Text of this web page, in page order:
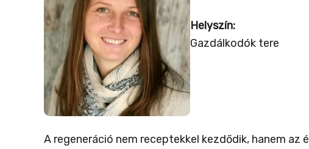
Helyszín:
Gazdálkodók tere
A regeneráció nem receptekkel kezdődik, hanem